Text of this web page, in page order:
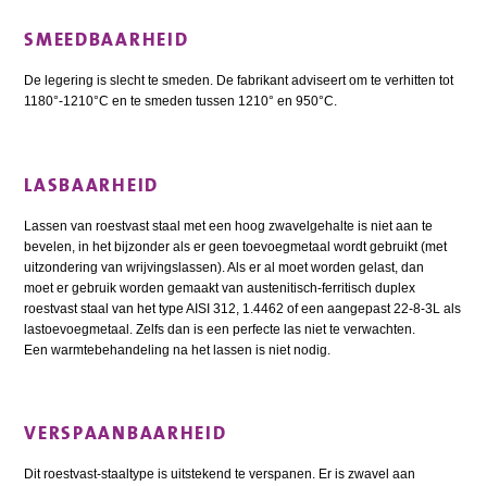
SMEEDBAARHEID
De legering is slecht te smeden. De fabrikant adviseert om te verhitten tot
1180°-1210°C en te smeden tussen 1210° en 950°C.
LASBAARHEID
Lassen van roestvast staal met een hoog zwavelgehalte is niet aan te
bevelen, in het bijzonder als er geen toevoegmetaal wordt gebruikt (met
uitzondering van wrijvingslassen). Als er al moet worden gelast, dan
moet er gebruik worden gemaakt van austenitisch-ferritisch duplex
roestvast staal van het type AISI 312, 1.4462 of een aangepast 22-8-3L als
lastoevoegmetaal. Zelfs dan is een perfecte las niet te verwachten.
Een warmtebehandeling na het lassen is niet nodig.
VERSPAANBAARHEID
Dit roestvast-staaltype is uitstekend te verspanen. Er is zwavel aan